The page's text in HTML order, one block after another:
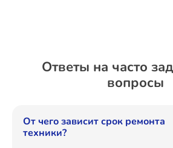
Ответы на часто
вопросы
От чего зависит срок ремонта
техники?